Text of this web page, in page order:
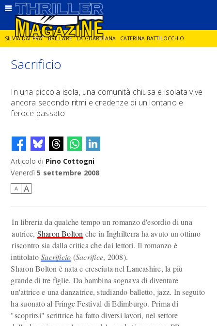
SILVIA DAI PRA' BRILLARE LA GUARDIANA CATERINA BATTILOCCHIO
JORGE DIAZ LA SPIA
DIEGO ZANDEL GLI ANNI DI PIETRA
Sacrificio
In una piccola isola, una comunità chiusa e isolata vive
ancora secondo ritmi e credenze di un lontano e
feroce passato
Articolo di Pino Cottogni
Venerdì 5 settembre 2008
A A
In libreria da qualche tempo un romanzo d'esordio di una
autrice, Sharon Bolton che in Inghilterra ha avuto un ottimo
riscontro sia dalla critica che dai lettori. Il romanzo è
intitolatoSacrificio (Sacrifice, 2008).
Sharon Bolton è nata e cresciuta nel Lancashire, la più
grande di tre figlie. Da bambina sognava di diventare
un'attrice e una danzatrice, studiando balletto, jazz. In seguito
ha suonato al Fringe Festival di Edimburgo. Prima di
"scoprirsi" scrittrice ha fatto diversi lavori, nel settore